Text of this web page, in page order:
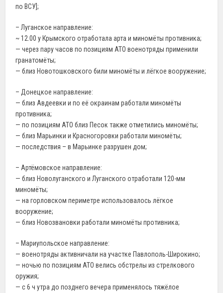
по ВСУ];
– Луганское направление:
~ 12.00 у Крымского отработала арта и миномёты противника;
— через пару часов по позициям АТО военотряды применили
гранатомёты;
— близ Новотошковского били миномёты и лёгкое вооружение;
– Донецкое направление:
— близ Авдеевки и по её окраинам работали миномёты
противника;
— по позициям АТО близ Песок также отметились миномёты;
— близ Марьинки и Красногоровки работали миномёты;
— последствия – в Марьинке разрушен дом;
– Артёмовское направление:
— близ Новолуганского и Луганского отработали 120-мм
миномёты;
— на горловском периметре использовалось лёгкое
вооружение;
— близ Новозвановки работали миномёты противника;
– Мариупольское направление:
— военотряды активничали на участке Павлополь-Широкино;
— ночью по позициям АТО велись обстрелы из стрелкового
оружия;
— с 6 ч утра до позднего вечера применялось тяжёлое